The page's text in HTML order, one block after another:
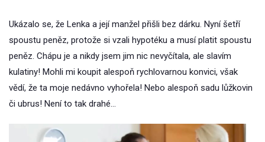
Ukázalo se, že Lenka a její manžel přišli bez dárku. Nyní šetří
spoustu peněz, protože si vzali hypotéku a musí platit spoustu
peněz. Chápu je a nikdy jsem jim nic nevyčítala, ale slavím
kulatiny! Mohli mi koupit alespoň rychlovarnou konvici, však
vědí, že ta moje nedávno vyhořela! Nebo alespoň sadu lůžkovin
či ubrus! Není to tak drahé…